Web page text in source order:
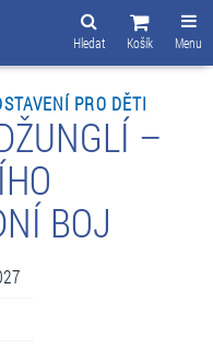
Menu
Košík
Hledat
PRO DĚTI
–
BOJ